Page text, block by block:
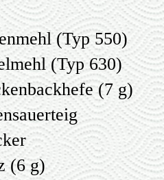
(Typ 550)
(Typ 630)
(7 g)
(6 g)